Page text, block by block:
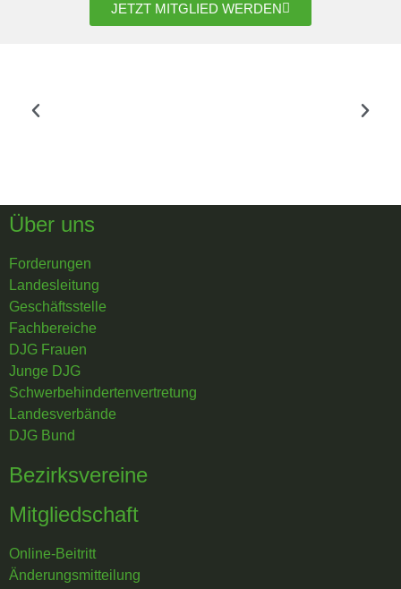
JETZT MITGLIED WERDEN
Über uns
Forderungen
Landesleitung
Geschäftsstelle
Fachbereiche
DJG Frauen
Junge DJG
Schwerbehindertenvertretung
Landesverbände
DJG Bund
Bezirksvereine
Mitgliedschaft
Online-Beitritt
Änderungsmitteilung